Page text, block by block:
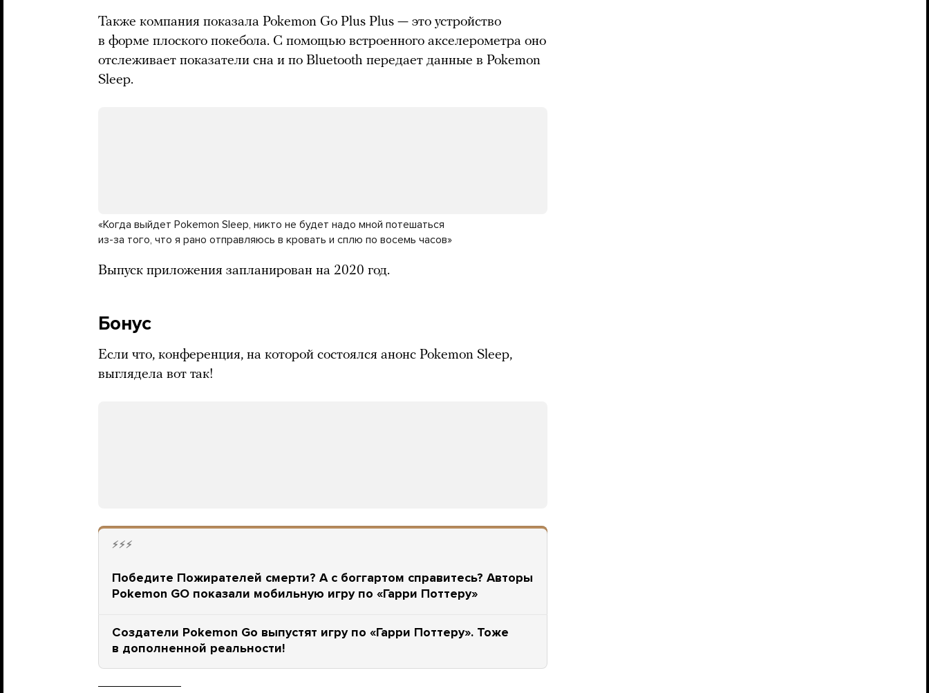
Также компания показала Pokemon Go Plus Plus — это устройство
в форме плоского покебола. С помощью встроенного акселерометра оно
отслеживает показатели сна и по Bluetooth передает данные в Pokemon
Sleep.
«Когда выйдет Pokemon Sleep, никто не будет надо мной потешаться
из-за того, что я рано отправляюсь в кровать и сплю по восемь часов»
Выпуск приложения запланирован на 2020 год.
Бонус
Если что, конференция, на которой состоялся анонс Pokemon Sleep,
выглядела вот так!
⚡⚡⚡
Победите Пожирателей смерти? А с боггартом справитесь? Авторы
Pokemon GO показали мобильную игру по «Гарри Поттеру»
Создатели Pokemon Go выпустят игру по «Гарри Поттеру». Тоже
в дополненной реальности!